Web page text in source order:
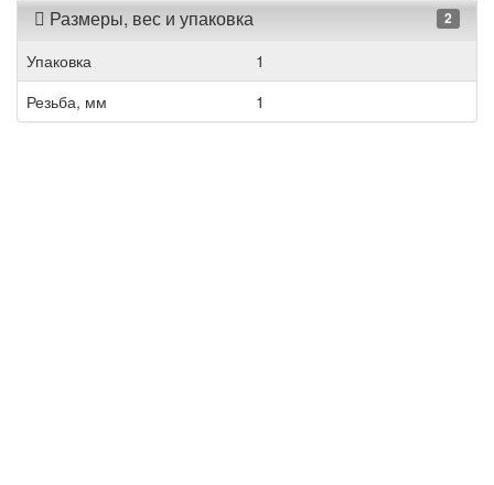
Размеры, вес и упаковка 2
Упаковка
1
Резьба, мм
1